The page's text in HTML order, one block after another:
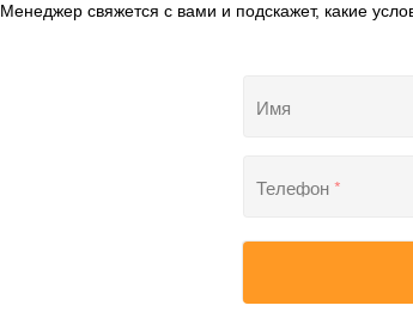
Менеджер свяжется с вами и подскажет, какие
Имя
Телефон*